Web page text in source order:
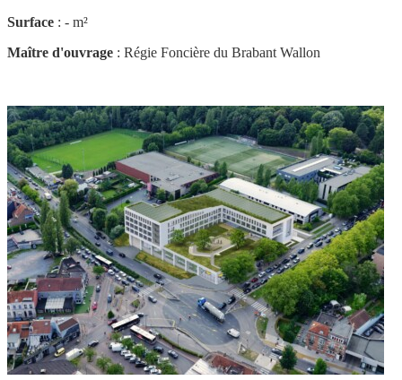
Surface : - m²
Maître d'ouvrage : Régie Foncière du Brabant Wallon